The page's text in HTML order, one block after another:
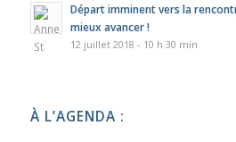
Départ imminent vers la
mieux avancer !
12 juillet 2018 - 10 h 30 min
À L’AGENDA :